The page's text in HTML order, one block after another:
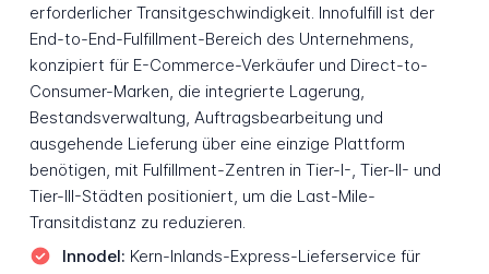
erforderlicher Transitgeschwindigkeit. Innofulfill ist der
End-to-End-Fulfillment-Bereich des Unternehmens,
konzipiert für E-Commerce-Verkäufer und Direct-to-
Consumer-Marken, die integrierte Lagerung,
Bestandsverwaltung, Auftragsbearbeitung und
ausgehende Lieferung über eine einzige Plattform
benötigen, mit Fulfillment-Zentren in Tier-I-, Tier-II- und
Tier-III-Städten positioniert, um die Last-Mile-
Transitdistanz zu reduzieren.
Innodel: Kern-Inlands-Express-Lieferservice für